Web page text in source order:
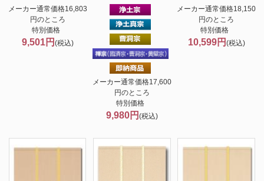
メーカー通常価格16,803
円のところ
特別価格
9,501円 (税込)
メーカー通常価格17,600
円のところ
特別価格
9,980円 (税込)
メーカー通常価格18,150
円のところ
特別価格
10,599円 (税込)